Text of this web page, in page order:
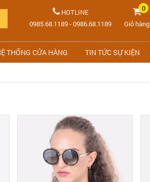
HOTLINE
0985.68.1189-0986.68.1189
0
Giỏ hàng
THỐNG CỬA HÀNG TIN TỨC SỰ KIỆN